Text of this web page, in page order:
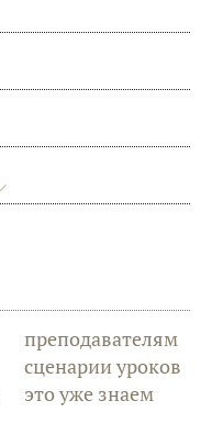
преподавателям
сценарии уроков
это уже знаем